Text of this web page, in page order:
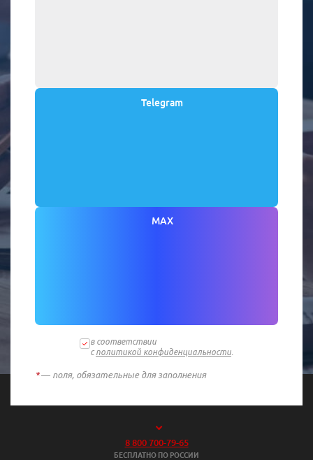
Telegram
MAX
в соответствии
с политикой конфиденциальности
*— поля, обязательные для заполнения
8 800 700-79-65
БЕСПЛАТНО ПО РОССИИ